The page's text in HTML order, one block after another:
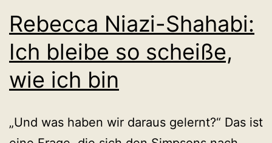
Rebecca Niazi-Shahabi:
Ich bleibe so scheiße,
wie ich bin
„Und was haben wir daraus gelernt?“ Das ist